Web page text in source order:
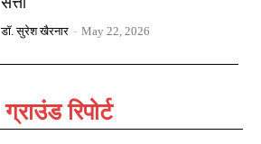
डॉ. सुरेश खैरनार - May 22, 2026
ग्राउंड रिपोर्ट